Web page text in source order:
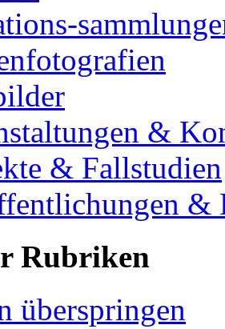
&
& Fallstudien
&
Rubriken
überspringen